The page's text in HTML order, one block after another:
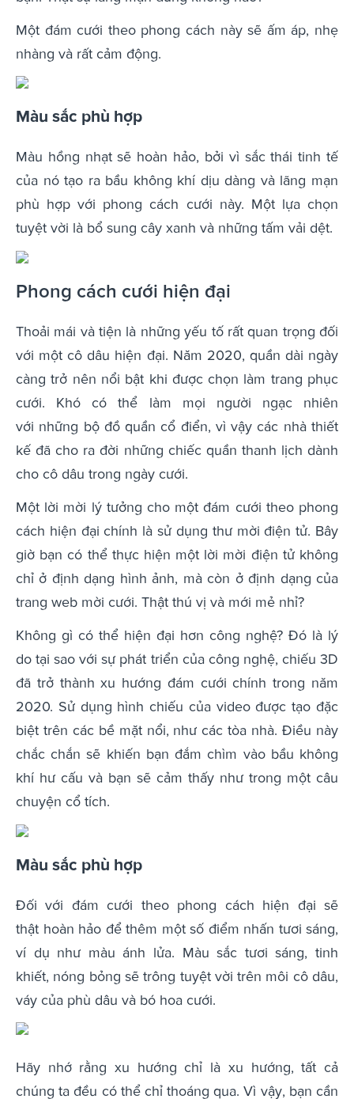
Một đám cưới theo phong cách này sẽ ấm áp, nhẹ
nhàng và rất cảm động.
Màu sắc phù hợp
Màu hồng nhạt sẽ hoàn hảo, bởi vì sắc thái tinh tế
của nó tạo ra bầu không khí dịu dàng và lãng mạn
phù hợp với phong cách cưới này. Một lựa chọn
tuyệt vời là bổ sung cây xanh và những tấm vải dệt.
Phong cách cưới hiện đại
Thoải mái và tiện là những yếu tố rất quan trọng đối
với một cô dâu hiện đại. Năm 2020, quần dài ngày
càng trở nên nổi bật khi được chọn làm trang phục
cưới. Khó có thể làm mọi người ngạc nhiên
với những bộ đồ quần cổ điển, vì vậy các nhà thiết
kế đã cho ra đời những chiếc quần thanh lịch dành
cho cô dâu trong ngày cưới.
Một lời mời lý tưởng cho một đám cưới theo phong
cách hiện đại chính là sử dụng thư mời điện tử. Bây
giờ bạn có thể thực hiện một lời mời điện tử không
chỉ ở định dạng hình ảnh, mà còn ở định dạng của
trang web mời cưới. Thật thú vị và mới mẻ nhỉ?
Không gì có thể hiện đại hơn công nghệ? Đó là lý
do tại sao với sự phát triển của công nghệ, chiếu 3D
đã trở thành xu hướng đám cưới chính trong năm
2020. Sử dụng hình chiếu của video được tạo đặc
biệt trên các bề mặt nổi, như các tòa nhà. Điều này
chắc chắn sẽ khiến bạn đắm chìm vào bầu không
khí hư cấu và bạn sẽ cảm thấy như trong một câu
chuyện cổ tích.
Màu sắc phù hợp
Đối với đám cưới theo phong cách hiện đại sẽ
thật hoàn hảo để thêm một số điểm nhấn tươi sáng,
ví dụ như màu ánh lửa. Màu sắc tươi sáng, tinh
khiết, nóng bỏng sẽ trông tuyệt vời trên môi cô dâu,
váy của phù dâu và bó hoa cưới.
Hãy nhớ rằng xu hướng chỉ là xu hướng, tất cả
chúng ta đều có thể chỉ thoáng qua. Vì vậy, bạn cần